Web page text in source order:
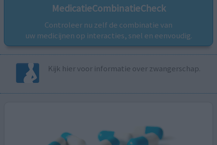
MedicatieCombinatieCheck
Controleer nu zelf de combinatie van
uw medicijnen op interacties, snel en eenvoudig.
Kijk hier voor informatie over zwangerschap.